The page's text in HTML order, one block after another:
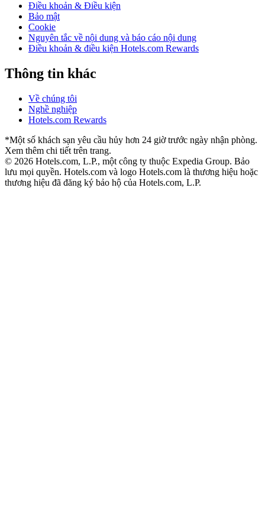
Điều khoản & Điều kiện
Bảo mật
Cookie
Nguyên tắc về nội dung và báo cáo nội dung
Điều khoản & điều kiện Hotels.com Rewards
Thông tin khác
Về chúng tôi
Nghề nghiệp
Hotels.com Rewards
*Một số khách sạn yêu cầu hủy hơn 24 giờ trước ngày nhận phòng.
Xem thêm chi tiết trên trang.
© 2026 Hotels.com, L.P., một công ty thuộc Expedia Group. Bảo
lưu mọi quyền. Hotels.com và logo Hotels.com là thương hiệu hoặc
thương hiệu đã đăng ký bảo hộ của Hotels.com, L.P.